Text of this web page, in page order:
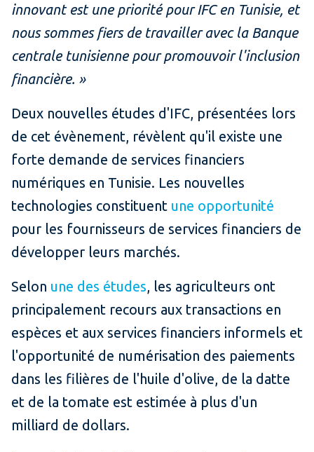
innovant est une priorité pour IFC en Tunisie, et
nous sommes fiers de travailler avec la Banque
centrale tunisienne pour promouvoir l'inclusion
financière. »
Deux nouvelles études d'IFC, présentées lors
de cet évènement, révèlent qu'il existe une
forte demande de services financiers
numériques en Tunisie. Les nouvelles
technologies constituent une opportunité
pour les fournisseurs de services financiers de
développer leurs marchés.
Selon une des études, les agriculteurs ont
principalement recours aux transactions en
espèces et aux services financiers informels et
l'opportunité de numérisation des paiements
dans les filières de l'huile d'olive, de la datte
et de la tomate est estimée à plus d'un
milliard de dollars.